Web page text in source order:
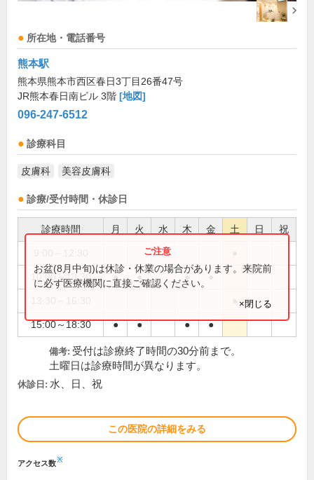
所在地・電話番号
熊本駅
熊本県熊本市西区春日3丁目26番47号
JR熊本春日南ビル 3階 [地図]
096-247-6512
診療科目
皮膚科 美容皮膚科
診療/受付時間・休診日
診療時間 月 火 水 木 金 土 日 祝
10:00～13:30 ● ● ● ●
15:00～18:30 ● ● ● ●
お盆(8月中旬)は休診・休業の場合があります。来院前
に必ず医療機関に直接ご確認ください。
×閉じる
備考: 受付は診療終了時間の30分前まで。
土曜日は診療時間が異なります。
休診日: 水、日、祝
この医院の詳細をみる
アクセス数※